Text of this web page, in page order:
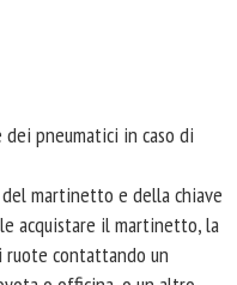
pneumatici in caso di
martinetto e della chiave
acquistare il martinetto, la
ruote contattando un